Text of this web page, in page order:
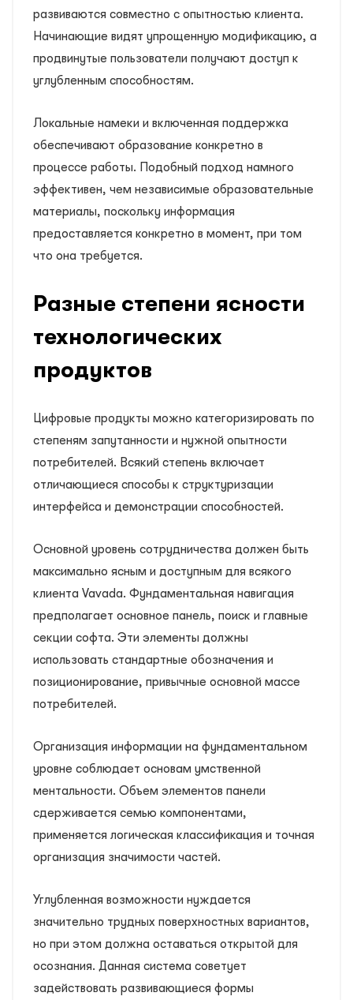
развиваются совместно с опытностью клиента.
Начинающие видят упрощенную модификацию, а
продвинутые пользователи получают доступ к
углубленным способностям.
Локальные намеки и включенная поддержка
обеспечивают образование конкретно в
процессе работы. Подобный подход намного
эффективен, чем независимые образовательные
материалы, поскольку информация
предоставляется конкретно в момент, при том
что она требуется.
Разные степени ясности
технологических
продуктов
Цифровые продукты можно категоризировать по
степеням запутанности и нужной опытности
потребителей. Всякий степень включает
отличающиеся способы к структуризации
интерфейса и демонстрации способностей.
Основной уровень сотрудничества должен быть
максимально ясным и доступным для всякого
клиента Vavada. Фундаментальная навигация
предполагает основное панель, поиск и главные
секции софта. Эти элементы должны
использовать стандартные обозначения и
позиционирование, привычные основной массе
потребителей.
Организация информации на фундаментальном
уровне соблюдает основам умственной
ментальности. Объем элементов панели
сдерживается семью компонентами,
применяется логическая классификация и точная
организация значимости частей.
Углубленная возможности нуждается
значительно трудных поверхностных вариантов,
но при этом должна оставаться открытой для
осознания. Данная система советует
задействовать развивающиеся формы